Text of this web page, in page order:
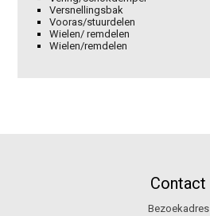
Versnellingsbak
Vooras/stuurdelen
Wielen/ remdelen
Wielen/remdelen
Contact
Bezoekadres